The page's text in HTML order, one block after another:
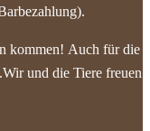
kommen! Auch für die
und die Tiere freuen